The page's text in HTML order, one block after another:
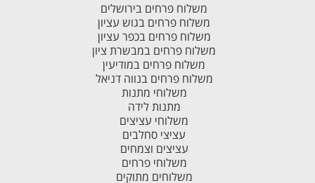
משלוח פרחים בירושלים
משלוח פרחים בגוש עציון
משלוח פרחים בכפר עציון
משלוח פרחים במבשרת ציון
משלוח פרחים במודיעין
משלוח פרחים בנווה דניאל
משלוחי מתנות
מתנות לידה
משלוחי עציצים
עציצי סחלבים
עציצים וצמחים
משלוחי פרחים
משלוחים מתוקים